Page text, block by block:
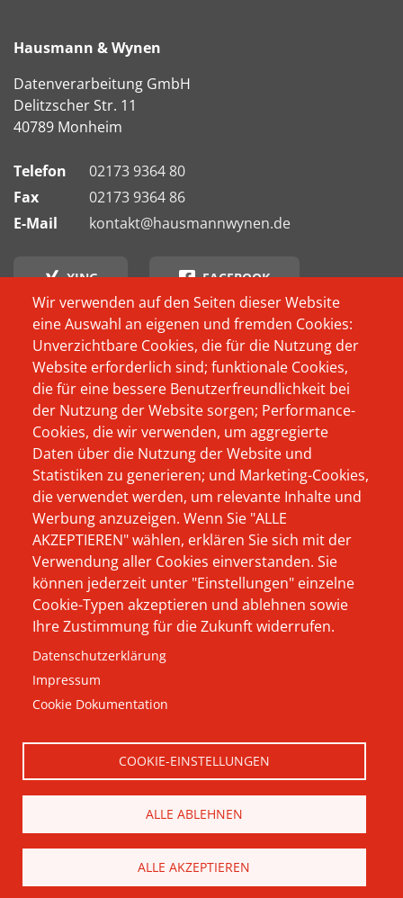
Wir verwenden auf den Seiten dieser Website
eine Auswahl an eigenen und fremden Cookies:
Unverzichtbare Cookies, die für die Nutzung der
Website erforderlich sind; funktionale Cookies,
die für eine bessere Benutzerfreundlichkeit bei
der Nutzung der Website sorgen; Performance-
Cookies, die wir verwenden, um aggregierte
Daten über die Nutzung der Website und
Statistiken zu generieren; und Marketing-Cookies,
die verwendet werden, um relevante Inhalte und
Werbung anzuzeigen. Wenn Sie "ALLE
AKZEPTIEREN" wählen, erklären Sie sich mit der
Verwendung aller Cookies einverstanden. Sie
können jederzeit unter "Einstellungen" einzelne
Cookie-Typen akzeptieren und ablehnen sowie
Ihre Zustimmung für die Zukunft widerrufen.
Datenschutzerklärung
Impressum
Cookie Dokumentation
COOKIE-EINSTELLUNGEN
ALLE ABLEHNEN
ALLE AKZEPTIEREN
Hausmann & Wynen
Datenverarbeitung GmbH
Delitzscher Str. 11
40789 Monheim
Telefon
02173 9364 80
Fax
02173 9364 86
E-Mail
kontakt@hausmannwynen.de
XING FACEBOOK
INSTAGRAM
Footer
Menü
Produkte
Das Unternehmen
Beratung
Aktuelles
Karriere
Kontakt
Impressum
Datenschutz
AGB
Wer schon immer
wissen wollte, wer
oder was sich
eigentlich hinter
Hausmann Wynen
verbirgt, und warum
wir als Softwarehaus
von und für Elektro-
und
Haustechnikbetriebe
Antworten.
Datenverarbeitung GmbH